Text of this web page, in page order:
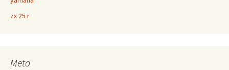
zx 25 r
Meta